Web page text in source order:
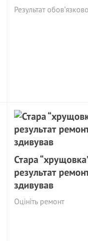
Результат
Стара
результат
здивував
Оцініть ремонт